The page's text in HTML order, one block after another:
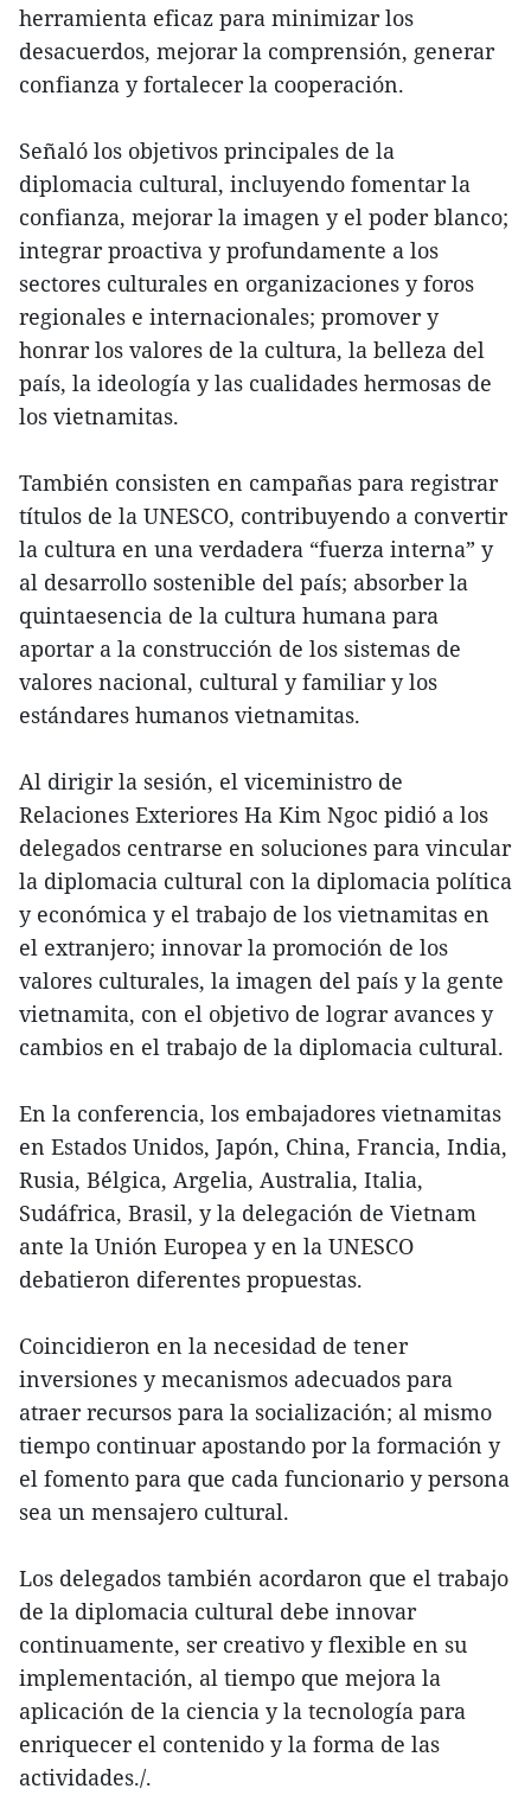
herramienta eficaz para minimizar los
desacuerdos, mejorar la comprensión, generar
confianza y fortalecer la cooperación.
Señaló los objetivos principales de la
diplomacia cultural, incluyendo fomentar la
confianza, mejorar la imagen y el poder blanco;
integrar proactiva y profundamente a los
sectores culturales en organizaciones y foros
regionales e internacionales; promover y
honrar los valores de la cultura, la belleza del
país, la ideología y las cualidades hermosas de
los vietnamitas.
También consisten en campañas para registrar
títulos de la UNESCO, contribuyendo a convertir
la cultura en una verdadera “fuerza interna” y
al desarrollo sostenible del país; absorber la
quintaesencia de la cultura humana para
aportar a la construcción de los sistemas de
valores nacional, cultural y familiar y los
estándares humanos vietnamitas.
Al dirigir la sesión, el viceministro de
Relaciones Exteriores Ha Kim Ngoc pidió a los
delegados centrarse en soluciones para vincular
la diplomacia cultural con la diplomacia política
y económica y el trabajo de los vietnamitas en
el extranjero; innovar la promoción de los
valores culturales, la imagen del país y la gente
vietnamita, con el objetivo de lograr avances y
cambios en el trabajo de la diplomacia cultural.
En la conferencia, los embajadores vietnamitas
en Estados Unidos, Japón, China, Francia, India,
Rusia, Bélgica, Argelia, Australia, Italia,
Sudáfrica, Brasil, y la delegación de Vietnam
ante la Unión Europea y en la UNESCO
debatieron diferentes propuestas.
Coincidieron en la necesidad de tener
inversiones y mecanismos adecuados para
atraer recursos para la socialización; al mismo
tiempo continuar apostando por la formación y
el fomento para que cada funcionario y persona
sea un mensajero cultural.
Los delegados también acordaron que el trabajo
de la diplomacia cultural debe innovar
continuamente, ser creativo y flexible en su
implementación, al tiempo que mejora la
aplicación de la ciencia y la tecnología para
enriquecer el contenido y la forma de las
actividades./.